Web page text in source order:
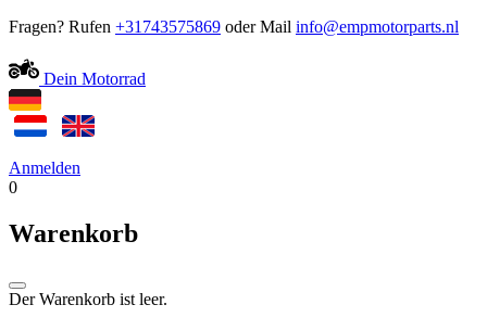
Fragen? Rufen +31743575869 oder Mail
Dein Motorrad
Anmelden
0
Warenkorb
Der Warenkorb ist leer.